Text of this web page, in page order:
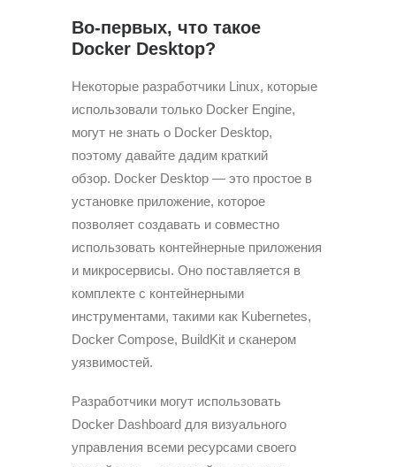
Во-первых, что такое
Docker Desktop?
Некоторые разработчики Linux, которые
использовали только Docker Engine,
могут не знать о Docker Desktop,
поэтому давайте дадим краткий
обзор. Docker Desktop — это простое в
установке приложение, которое
позволяет создавать и совместно
использовать контейнерные приложения
и микросервисы. Оно поставляется в
комплекте с контейнерными
инструментами, такими как Kubernetes,
Docker Compose, BuildKit и сканером
уязвимостей.
Разработчики могут использовать
Docker Dashboard для визуального
управления всеми ресурсами своего